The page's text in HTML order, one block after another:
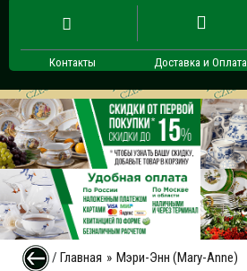
Контакты Доставка и Оплата
/ Главная
Мэри-Энн (Mary-Anne)